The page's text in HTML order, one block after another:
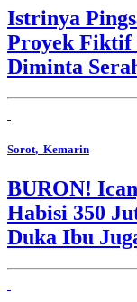
Istrinya
Proyek Fiktif
Diminta
Sorot, Kemarin
BURON!
Habisi 350
Duka Ibu